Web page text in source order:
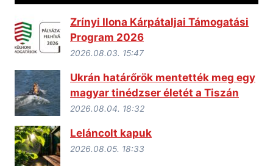
Zrínyi Ilona Kárpátaljai Támogatási
Program 2026
2026.08.03. 15:47
Ukrán határőrök mentették meg egy
magyar tinédzser életét a Tiszán
2026.08.04. 18:32
Leláncolt kapuk
2026.08.05. 18:33